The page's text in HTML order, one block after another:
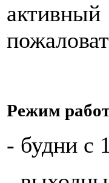
Режим
- будни с